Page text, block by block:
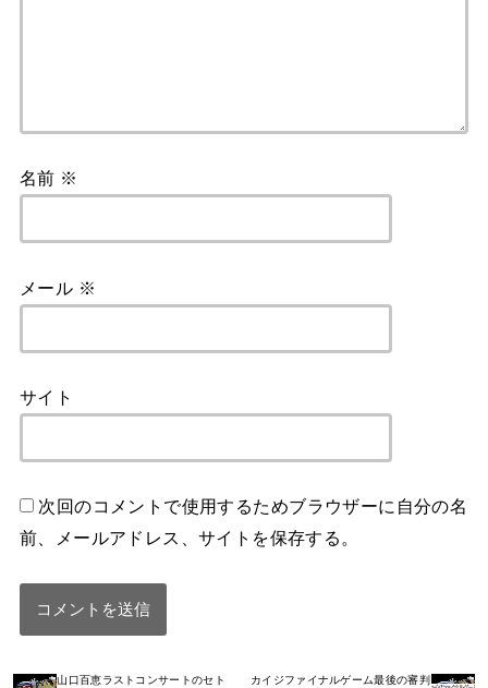
名前 ※
メール ※
サイト
次回のコメントで使用するためブラウザーに自分の名
前、メールアドレス、サイトを保存する。
山口百恵ラストコンサートのセト
カイジファイナルゲーム最後の審判